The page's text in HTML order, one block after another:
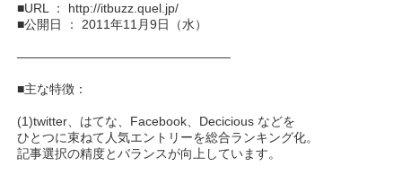
■URL ： http://itbuzz.quel.jp/
■公開日 ： 2011年11月9日（水）
—————————————————
■主な特徴：
(1)twitter、はてな、Facebook、Decicious などを
ひとつに束ねて人気エントリーを総合ランキング化。
記事選択の精度とバランスが向上しています。